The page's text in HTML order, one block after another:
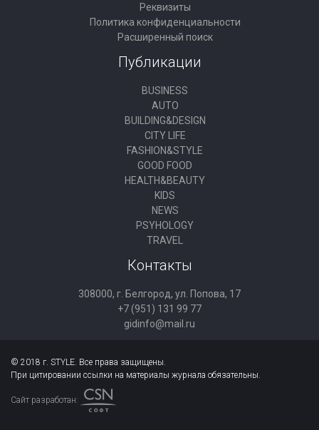
Реквизиты
Политика конфиденциальности
Расширенный поиск
Публикации
BUSINESS
AUTO
BUILDING&DESIGN
CITY LIFE
FASHION&STYLE
GOOD FOOD
HEALTH&BEAUTY
KIDS
NEWS
PSYHOLOGY
TRAVEL
Контакты
308000, г. Белгород, ул. Попова, 17
+7 (951) 131 99 77
gidinfo@mail.ru
© 2018 г. STYLE. Все права защищены.
При цитировании ссылки на материалы журнала обязательны.
Сайт разработан: